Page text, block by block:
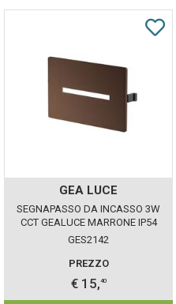
GEA LUCE
SEGNAPASSO DA INCASSO 3W
CCT GEALUCE MARRONE IP54
GES2142
PREZZO
€ 15,40